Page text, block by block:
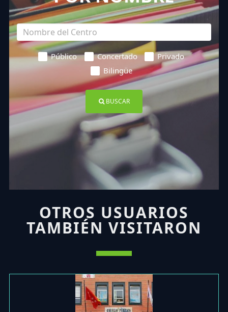
Público Concertado
Privado
Bilingüe
BUSCAR
OTROS USUARIOS
TAMBIÉN VISITARON